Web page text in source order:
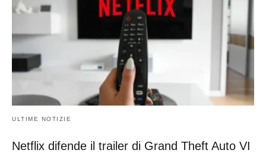
ULTIME NOTIZIE
Netflix difende il trailer di Grand Theft Auto VI